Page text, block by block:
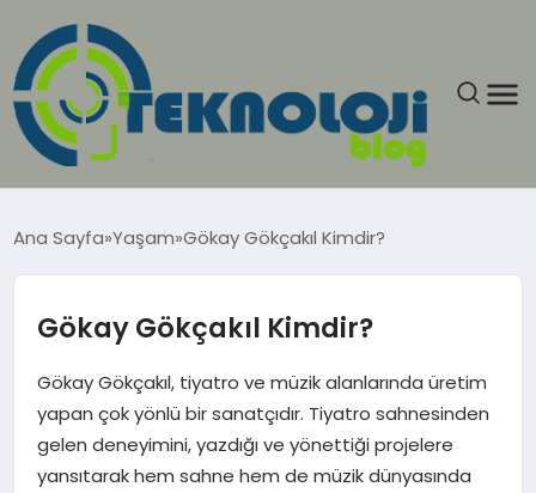
GÜNCEL
EĞITIM
EKONOMI
GENEL
Ana Sayfa Yaşam Gökay Gökçakıl Kimdir?
Gökay Gökçakıl Kimdir?
Gökay Gökçakıl, tiyatro ve müzik alanlarında üretim
yapan çok yönlü bir sanatçıdır. Tiyatro sahnesinden
gelen deneyimini, yazdığı ve yönettiği projelere
yansıtarak hem sahne hem de müzik dünyasında